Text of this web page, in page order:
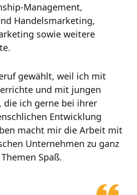
Management,
Handelsmarketing,
sowie weitere
gewählt, weil ich mit
und mit jungen
die ich gerne bei ihrer
Entwicklung
macht mir die Arbeit mit
Unternehmen zu ganz
Spaß.